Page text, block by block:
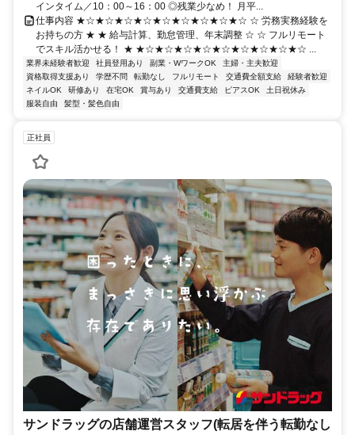
インタイム／10：00～16：00 ◎残業少なめ！ 月平...
仕事内容 ★☆★☆★☆★☆★☆★☆★☆★☆★☆ ☆ 労務実務経験を
お持ちの方 ★ ★ 給与計算、勤怠管理、年末調整 ☆ ☆ フルリモート
でスキル活かせる！ ★ ★☆★☆★☆★☆★☆★☆★☆★☆★☆ ...
業界未経験者歓迎 社員登用あり 副業・WワークOK
主婦・主夫歓迎
資格取得支援あり
学歴不問 転勤なし フルリモート 交通費全額支給
経験者歓迎
ネイルOK
研修あり 在宅OK 賞与あり 交通費支給 ピアスOK
土日祝休み
服装自由
髪型・髪色自由
正社員
サンドラッグの店舗運営スタッフ(転居を伴う転勤なし